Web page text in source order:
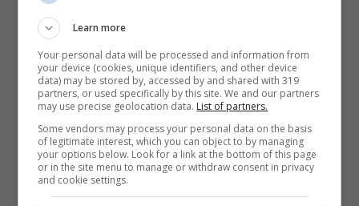
Calciomercato Roma:
scambio col Bologna,
occasione Castro
In questo momento laRomapuò seriamente
pensare di cambiare in attacco perché c’è la
sensazione che conFergusoni rapporti si
Learn more
Your personal data will be processed and information from
your device (cookies, unique identifiers, and other device
data) may be stored by, accessed by and shared with 319
partners, or used specifically by this site. We and our partners
may use precise geolocation data. List of partners.
Some vendors may process your personal data on the basis
of legitimate interest, which you can object to by managing
your options below. Look for a link at the bottom of this page
or in the site menu to manage or withdraw consent in privacy
and cookie settings.